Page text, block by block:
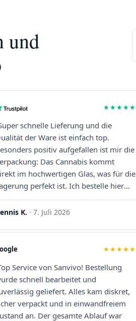
und
★★★★★
schnelle Lieferung und die
der Ware ist einfach top.
positiv aufgefallen ist mir die
Das Cannabis kommt
im hochwertigen Glas, was für die
perfekt ist. Ich bestelle hier
wieder!"
K. · 7. Juli 2026
★★★★★
Service von Sanvivo! Bestellung
schnell bearbeitet und
geliefert. Alles kam diskret,
verpackt und in einwandfreiem
an. Der gesamte Ablauf war